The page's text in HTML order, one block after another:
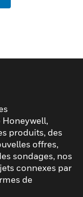
produits, des
offres,
sondages, nos
connexes par
de